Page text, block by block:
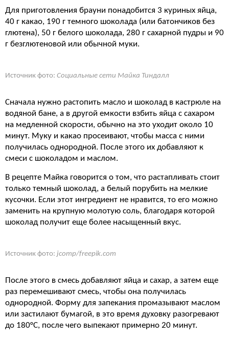
Для приготовления брауни понадобится 3 куриных яйца,
40 г какао, 190 г темного шоколада (или батончиков без
глютена), 50 г белого шоколада, 280 г сахарной пудры и 90
г безглютеновой или обычной муки.
Источник фото: Социальные сети Майка Тиндалл
Сначала нужно растопить масло и шоколад в кастрюле на
водяной бане, а в другой емкости взбить яйца с сахаром
на медленной скорости, обычно на это уходит около 10
минут. Муку и какао просеивают, чтобы масса с ними
получилась однородной. После этого их добавляют к
смеси с шоколадом и маслом.
В рецепте Майка говорится о том, что растапливать стоит
только темный шоколад, а белый порубить на мелкие
кусочки. Если этот ингредиент не нравится, то его можно
заменить на крупную молотую соль, благодаря которой
шоколад получит еще более насыщенный вкус.
Источник фото: jcomp/freepik.com
После этого в смесь добавляют яйца и сахар, а затем еще
раз перемешивают смесь, чтобы она получилась
однородной. Форму для запекания промазывают маслом
или застилают бумагой, в это время духовку разогревают
до 180°C, после чего выпекают примерно 20 минут.